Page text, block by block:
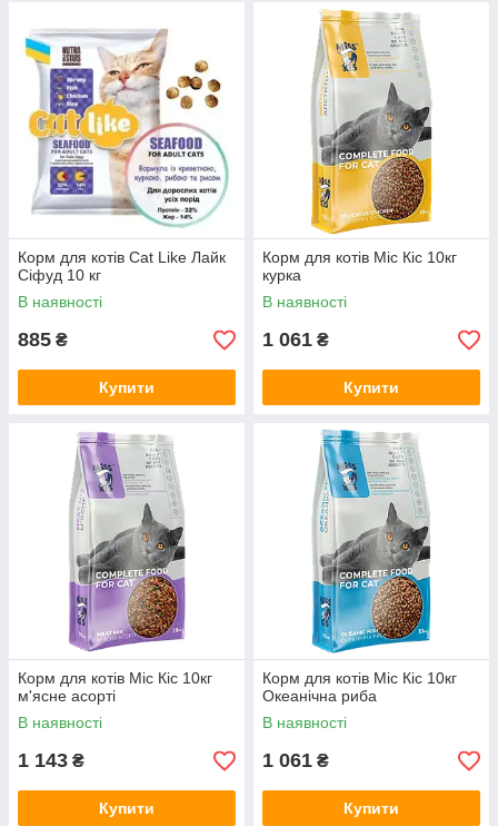
Корм для котів Cat Like Лайк
Сіфуд 10 кг
В наявності
885 ₴
Купити
Корм для котів Міс Кіс 10кг
курка
В наявності
1 061 ₴
Купити
Корм для котів Міс Кіс 10кг
м'ясне асорті
В наявності
1 143 ₴
Купити
Корм для котів Міс Кіс 10кг
Океанічна риба
В наявності
1 061 ₴
Купити